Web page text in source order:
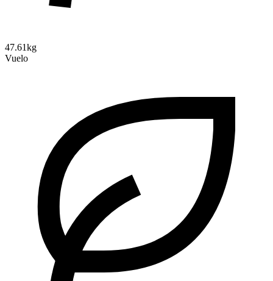
47.61kg
Vuelo